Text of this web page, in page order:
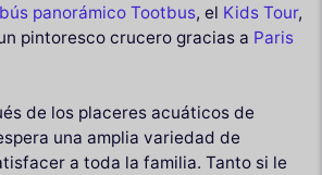
panorámico Tootbus, el Kids Tour,
pintoresco crucero gracias a Paris
de los placeres acuáticos de
una amplia variedad de
a toda la familia. Tanto si le